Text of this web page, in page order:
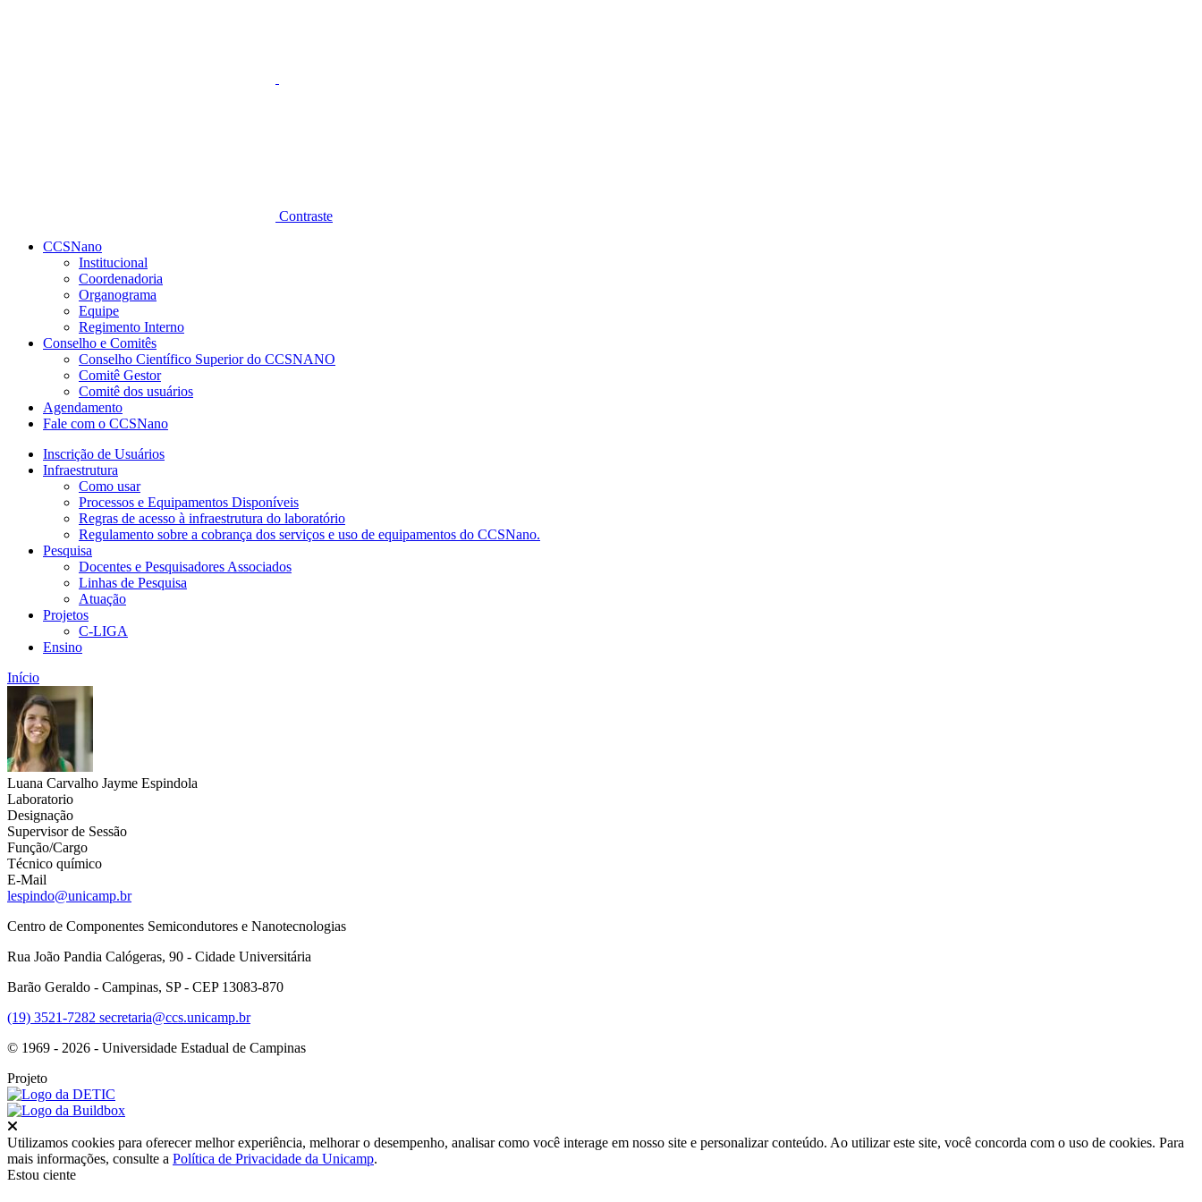
Contraste
CCSNano
Institucional
Coordenadoria
Organograma
Equipe
Regimento Interno
Conselho e Comitês
Conselho Científico Superior do CCSNANO
Comitê Gestor
Comitê dos usuários
Agendamento
Fale com o CCSNano
Inscrição de Usuários
Infraestrutura
Como usar
Processos e Equipamentos Disponíveis
Regras de acesso à infraestrutura do laboratório
Regulamento sobre a cobrança dos serviços e uso de equipamentos do CCSNano.
Pesquisa
Docentes e Pesquisadores Associados
Linhas de Pesquisa
Atuação
Projetos
C-LIGA
Ensino
Início
Luana Carvalho Jayme Espindola
Laboratorio
Designação
Supervisor de Sessão
Função/Cargo
Técnico químico
E-Mail
lespindo@unicamp.br
Centro de Componentes Semicondutores e Nanotecnologias
Rua João Pandia Calógeras, 90 - Cidade Universitária
Barão Geraldo - Campinas, SP - CEP 13083-870
(19) 3521-7282 secretaria@ccs.unicamp.br
© 1969 - 2026 - Universidade Estadual de Campinas
Projeto
Utilizamos cookies para oferecer melhor experiência, melhorar o desempenho, analisar como você interage em nosso site e personalizar conteúdo. Ao utilizar este site, você concorda com o uso de cookies. Para
mais informações, consulte a Política de Privacidade da Unicamp.
Estou ciente